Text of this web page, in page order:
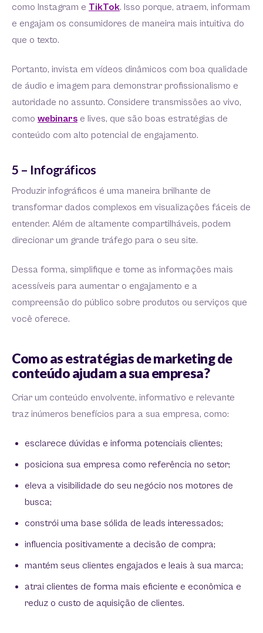
como Instagram e TikTok. Isso porque, atraem, informam
e engajam os consumidores de maneira mais intuitiva do
que o texto.
Portanto, invista em vídeos dinâmicos com boa qualidade
de áudio e imagem para demonstrar profissionalismo e
autoridade no assunto. Considere transmissões ao vivo,
como webinars e lives, que são boas estratégias de
conteúdo com alto potencial de engajamento.
5 – Infográficos
Produzir infográficos é uma maneira brilhante de
transformar dados complexos em visualizações fáceis de
entender. Além de altamente compartilháveis, podem
direcionar um grande tráfego para o seu site.
Dessa forma, simplifique e torne as informações mais
acessíveis para aumentar o engajamento e a
compreensão do público sobre produtos ou serviços que
você oferece.
Como as estratégias de marketing de
conteúdo ajudam a sua empresa?
Criar um conteúdo envolvente, informativo e relevante
traz inúmeros benefícios para a sua empresa, como:
esclarece dúvidas e informa potenciais clientes;
posiciona sua empresa como referência no setor;
eleva a visibilidade do seu negócio nos motores de
busca;
constrói uma base sólida de leads interessados;
influencia positivamente a decisão de compra;
mantém seus clientes engajados e leais à sua marca;
atrai clientes de forma mais eficiente e econômica e
reduz o custo de aquisição de clientes.